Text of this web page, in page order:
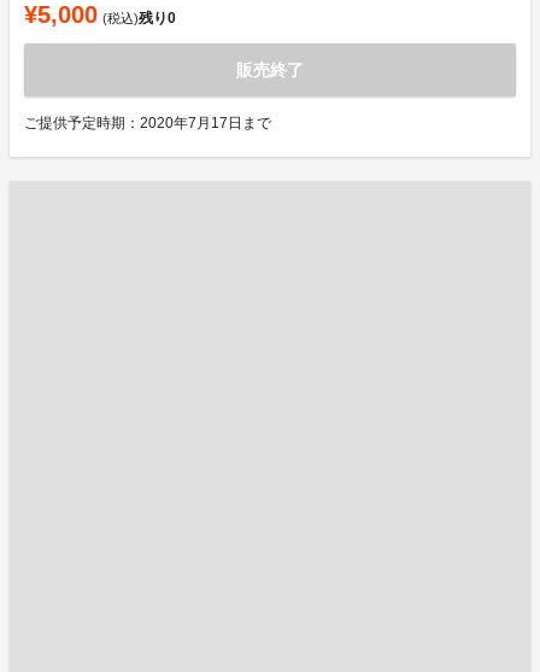
¥5,000 (税込)残り0
販売終了
ご提供予定時期：2020年7月17日まで